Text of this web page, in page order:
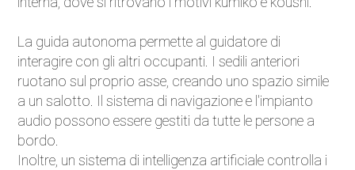
La guida autonoma permette al guidatore di
interagire con gli altri occupanti. I sedili anteriori
ruotano sul proprio asse, creando uno spazio simile
a un salotto. Il sistema di navigazione e l'impianto
audio possono essere gestiti da tutte le persone a
bordo.
Inoltre, un sistema di intelligenza artificiale controlla i